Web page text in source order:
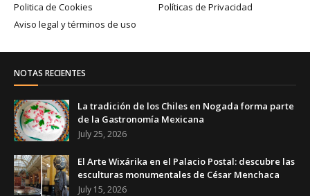
Politica de Cookies
Políticas de Privacidad
Aviso legal y términos de uso
NOTAS RECIENTES
La tradición de los Chiles en Nogada forma parte
de la Gastronomía Mexicana
July 25, 2026
El Arte Wixárika en el Palacio Postal: descubre las
esculturas monumentales de César Menchaca
July 15, 2026